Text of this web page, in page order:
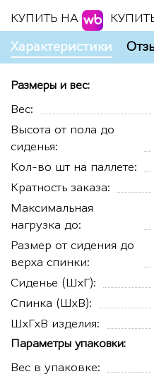
КУПИТЬ НА
Характеристики
Размеры и вес:
Вес:
Высота от пола до
сиденья:
Кол-во шт на паллете:
Кратность заказа:
Максимальная
нагрузка до:
Размер от сидения до
верха спинки:
Сиденье (ШхГ):
Спинка (ШхВ):
ШхГхВ изделия:
Параметры упаковки:
Вес в упаковке: